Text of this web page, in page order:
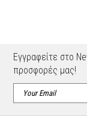
Εγγραφείτε στο
προσφορές μας!